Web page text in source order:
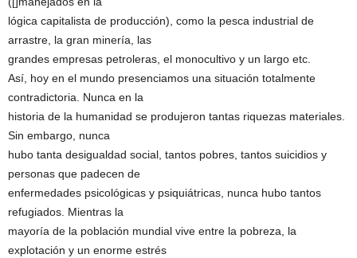
lógica capitalista de producción), como la pesca industrial de
arrastre, la gran minería, las
grandes empresas petroleras, el monocultivo y un largo etc.
Así, hoy en el mundo presenciamos una situación totalmente
contradictoria. Nunca en la
historia de la humanidad se produjeron tantas riquezas materiales.
Sin embargo, nunca
hubo tanta desigualdad social, tantos pobres, tantos suicidios y
personas que padecen de
enfermedades psicológicas y psiquiátricas, nunca hubo tantos
refugiados. Mientras la
mayoría de la población mundial vive entre la pobreza, la
explotación y un enorme estrés